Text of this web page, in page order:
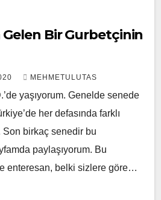
Gelen Bir Gurbetçinin
MEHMETULUTAS
yaşıyorum. Genelde senede
her defasında farklı
birkaç senedir bu
paylaşıyorum. Bu
enteresan, belki sizlere göre…